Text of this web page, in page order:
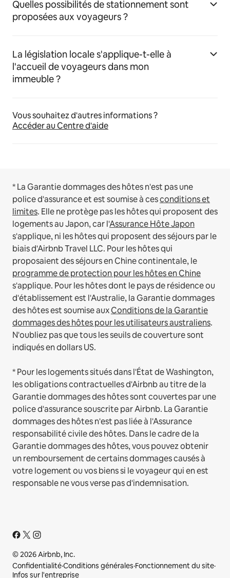
Quelles possibilités de stationnement sont
proposées aux voyageurs ?
La législation locale s'applique-t-elle à
l'accueil de voyageurs dans mon
immeuble ?
Vous souhaitez d'autres informations ?
Accéder au Centre d'aide
* La Garantie dommages des hôtes n'est pas une
police d'assurance et est soumise à cesconditions et
limites. Elle ne protège pas les hôtes qui proposent des
logements au Japon, car l'Assurance Hôte Japon
s'applique, ni les hôtes qui proposent des séjours par le
biais d'Airbnb Travel LLC. Pour les hôtes qui
proposaient des séjours en Chine continentale, le
programme de protection pour les hôtes en Chine
s'applique. Pour les hôtes dont le pays de résidence ou
d'établissement est l'Australie, la Garantie dommages
des hôtes est soumise auxConditions de la Garantie
dommages des hôtes pour les utilisateurs australiens.
N'oubliez pas que tous les seuils de couverture sont
indiqués en dollars US.
* Pour les logements situés dans l'État de Washington,
les obligations contractuelles d'Airbnb au titre de la
Garantie dommages des hôtes sont couvertes par une
police d'assurance souscrite par Airbnb. La Garantie
dommages des hôtes n'est pas liée à l'Assurance
responsabilité civile des hôtes. Dans le cadre de la
Garantie dommages des hôtes, vous pouvez obtenir
un remboursement de certains dommages causés à
votre logement ou vos biens si le voyageur qui en est
responsable ne vous verse pas d'indemnisation.
© 2026 Airbnb, Inc.
Confidentialité·Conditions générales·Fonctionnement du site·
Infos sur l'entreprise